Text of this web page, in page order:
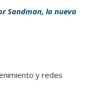
Sandman, la nueva
y redes